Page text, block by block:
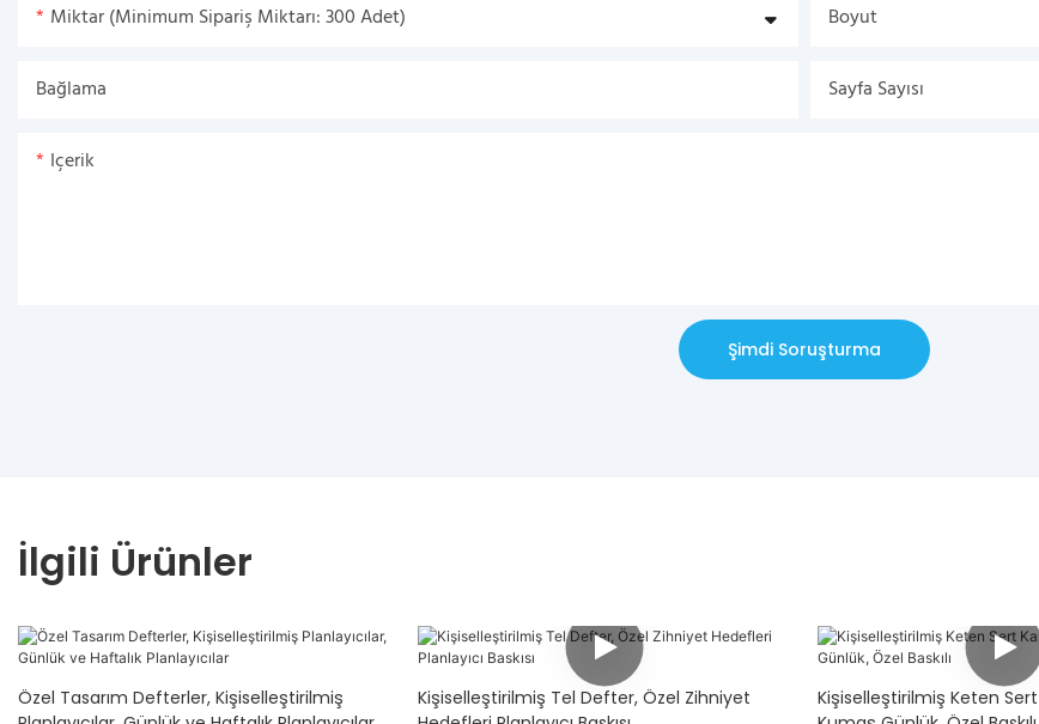
Miktar (Minimum Sipariş Miktarı: 300 Adet) Boyut
Bağlama Sayfa Sayısı
Içerik
Şimdi Soruşturma
İlgili Ürünler
Özel Tasarım Defterler, Kişiselleştirilmiş
Kişiselleştirilmiş Tel Defter, Özel Zihniyet
Kişiselleştirilmiş Keten